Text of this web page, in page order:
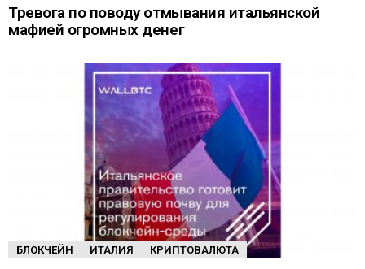
Тревога по поводу отмывания итальянской
мафией огромных денег
БЛОКЧЕЙН ИТАЛИЯ КРИПТОВАЛЮТА